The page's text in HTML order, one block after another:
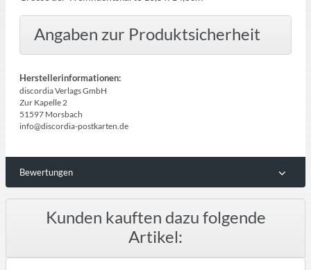
Angaben zur Produktsicherheit
Herstellerinformationen:
discordia Verlags GmbH
Zur Kapelle 2
51597 Morsbach
info@discordia-postkarten.de
Bewertungen
Kunden kauften dazu folgende
Artikel: